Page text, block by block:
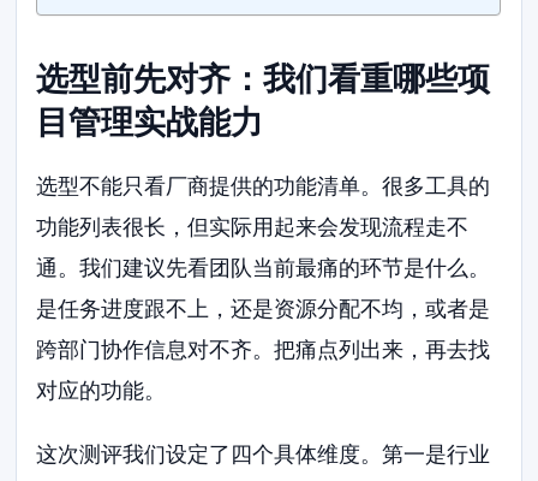
选型前先对齐：我们看重哪些项
目管理实战能力
选型不能只看厂商提供的功能清单。很多工具的
功能列表很长，但实际用起来会发现流程走不
通。我们建议先看团队当前最痛的环节是什么。
是任务进度跟不上，还是资源分配不均，或者是
跨部门协作信息对不齐。把痛点列出来，再去找
对应的功能。
这次测评我们设定了四个具体维度。第一是行业